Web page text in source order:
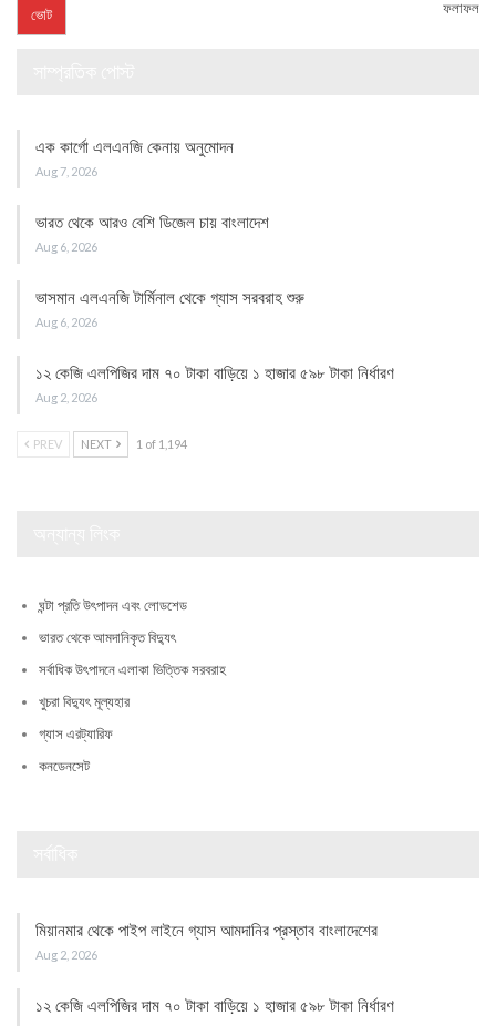
ফলাফল
এক কার্গো এলএনজি কেনায় অনুমোদন
Aug 7, 2026
ভারত থেকে আরও বেশি ডিজেল চায় বাংলাদেশ
Aug 6, 2026
ভাসমান এলএনজি টার্মিনাল থেকে গ্যাস সরবরাহ শুরু
Aug 6, 2026
১২ কেজি এলপিজির দাম ৭০ টাকা বাড়িয়ে ১ হাজার ৫৯৮ টাকা নির্ধারণ
Aug 2, 2026
PREV NEXT 1 of 1,194
ঘন্টা প্রতি উৎপাদন এবং লোডশেড
ভারত থেকে আমদানিকৃত বিদ্যুৎ
সর্বাধিক উৎপাদনে এলাকা ভিত্তিক সরবরাহ
খুচরা বিদ্যুৎ মূল্যহার
গ্যাস এরট্যারিফ
কনডেনসেট
মিয়ানমার থেকে পাইপ লাইনে গ্যাস আমদানির প্রস্তাব বাংলাদেশের
Aug 2, 2026
১২ কেজি এলপিজির দাম ৭০ টাকা বাড়িয়ে ১ হাজার ৫৯৮ টাকা নির্ধারণ